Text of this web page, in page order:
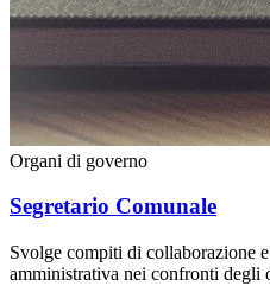
Organi di governo
Segretario Comunale
Svolge compiti di collaborazione
amministrativa nei confronti degli